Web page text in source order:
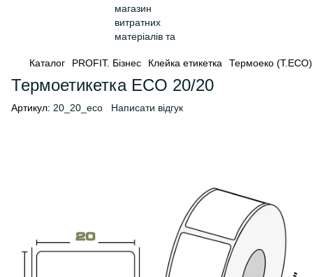
Каталог PROFIT. Бізнес Клейка етикетка Термоеко (Т.ЕСО)
Термоетикетка ECO 20/20
Артикул: 20_20_eco Написати відгук